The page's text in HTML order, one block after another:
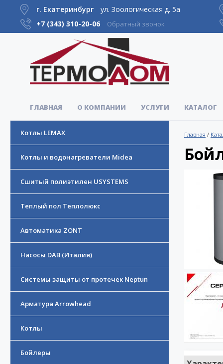
г. Екатеринбург
ул. Зоологическая д. 5а
+7 (343) 310-20-06 Обратный звонок
ГЛАВНАЯ О КОМПАНИИ УСЛУГИ КАТАЛОГ
Котлы LEMAX
Котлы и водонагреватели Midea
Сшитый полиэтилен USYSTEMS
Теплый пол Теплолюкс
Автоматика ZONT
Насосы DAB (Италия)
Системы защиты от протечек Neptun
Арматура Arrowhead
Котлы
Бойлеры
Главная /